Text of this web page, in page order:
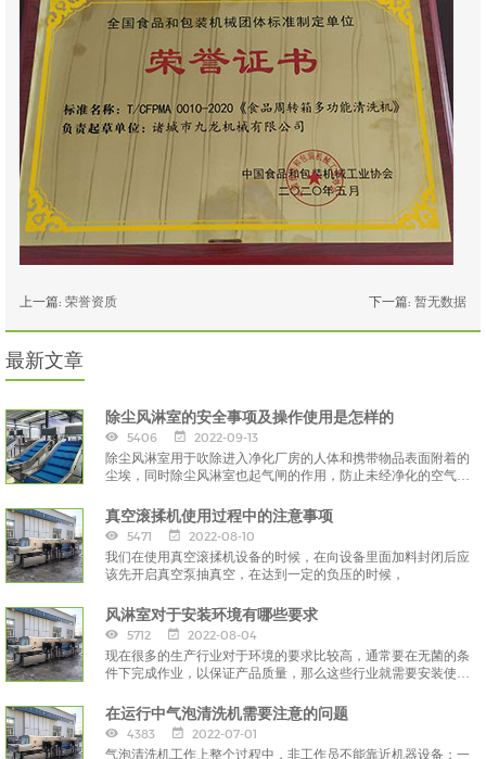
上一篇: 荣誉资质 下一篇: 暂无数据
最新文章
除尘风淋室的安全事项及操作使用是怎样的
5406
2022-09-13
除尘风淋室用于吹除进入净化厂房的人体和携带物品表面附着的
尘埃，同时除尘风淋室也起气闸的作用，防止未经净化的空气进
真空滚揉机使用过程中的注意事项
5471
2022-08-10
我们在使用真空滚揉机设备的时候，在向设备里面加料封闭后应
该先开启真空泵抽真空，在达到一定的负压的时候，
风淋室对于安装环境有哪些要求
5712
2022-08-04
现在很多的生产行业对于环境的要求比较高，通常要在无菌的条
件下完成作业，以保证产品质量，那么这些行业就需要安装使用
在运行中气泡清洗机需要注意的问题
4383
2022-07-01
气泡清洗机工作上整个过程中，非工作员不能靠近机器设备；一